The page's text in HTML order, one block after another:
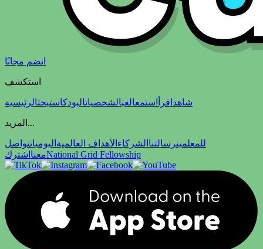
انضم مجانًا
استكشف
شاهد اقرأ استمعالعبالشخصياتالبودكاستبحثالرئيسية
المزيد...
للمعلمينرسالتنا الشركاء الأهداف العالمية اليومياتتواصل
معنا اشترك National Grid Fellowship